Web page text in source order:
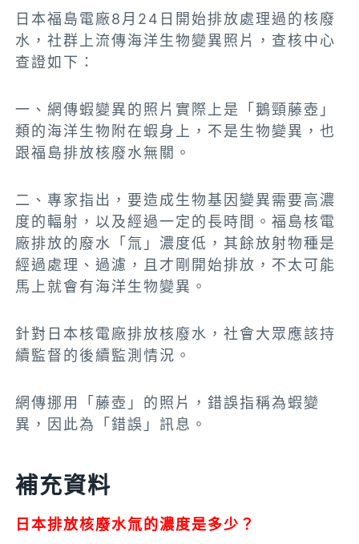
日本福島電廠8月24日開始排放處理過的核廢
水，社群上流傳海洋生物變異照片，查核中心
查證如下：
一、網傳蝦變異的照片實際上是「鵝頸藤壺」
類的海洋生物附在蝦身上，不是生物變異，也
跟福島排放核廢水無關。
二、專家指出，要造成生物基因變異需要高濃
度的輻射，以及經過一定的長時間。福島核電
廠排放的廢水「氚」濃度低，其餘放射物種是
經過處理、過濾，且才剛開始排放，不太可能
馬上就會有海洋生物變異。
針對日本核電廠排放核廢水，社會大眾應該持
續監督的後續監測情況。
網傳挪用「藤壺」的照片，錯誤指稱為蝦變
異，因此為「錯誤」訊息。
補充資料
日本排放核廢水氚的濃度是多少？